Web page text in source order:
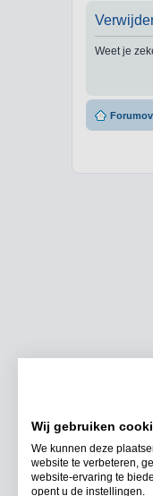
Wij gebruiken
We kunnen deze
website te verbeteren,
website-ervaring te
opent u de instellingen.
Weet je